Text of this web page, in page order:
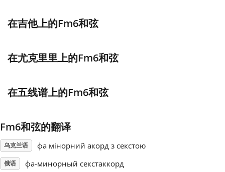
在吉他上的Fm6和弦
在尤克里里上的Fm6和弦
在五线谱上的Fm6和弦
Fm6和弦的翻译
乌克兰语 фа мінорний акорд з секстою
俄语 фа-минорный секстаккорд